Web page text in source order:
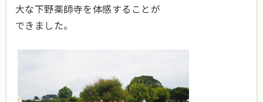
大な下野薬師寺を体感することが
できました。